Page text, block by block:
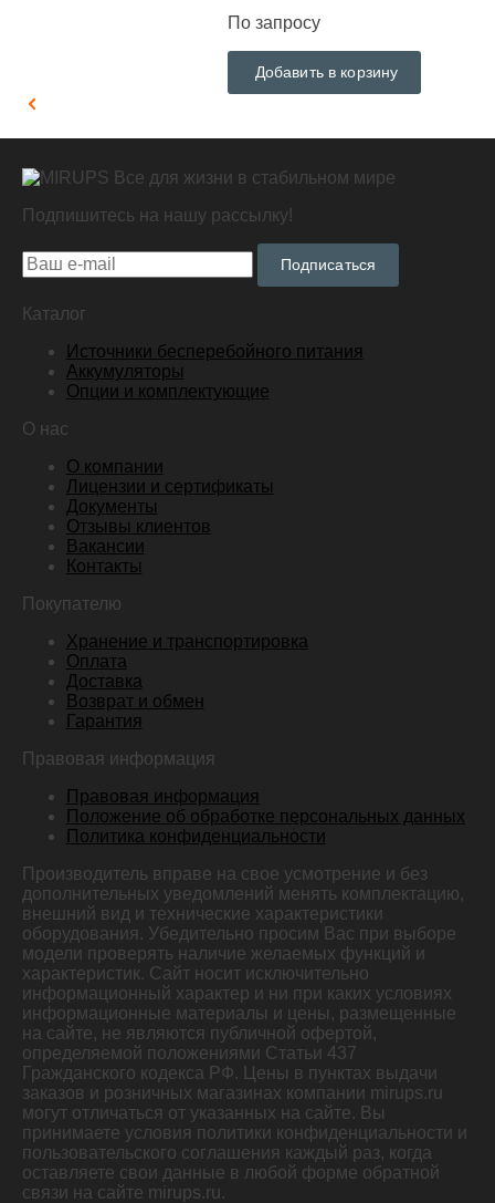
По запросу
Добавить в корзину
Все для жизни в стабильном мире
Подпишитесь на нашу рассылку!
Подписаться
Каталог
Источники бесперебойного питания
Аккумуляторы
Опции и комплектующие
О нас
О компании
Лицензии и сертификаты
Документы
Отзывы клиентов
Вакансии
Контакты
Покупателю
Хранение и транспортировка
Оплата
Доставка
Возврат и обмен
Гарантия
Правовая информация
Правовая информация
Положение об обработке персональных данных
Политика конфиденциальности
Производитель вправе на свое усмотрение и без
дополнительных уведомлений менять комплектацию,
внешний вид и технические характеристики
оборудования. Убедительно просим Вас при выборе
модели проверять наличие желаемых функций и
характеристик. Сайт носит исключительно
информационный характер и ни при каких условиях
информационные материалы и цены, размещенные
на сайте, не являются публичной офертой,
определяемой положениями Статьи 437
Гражданского кодекса РФ. Цены в пунктах выдачи
заказов и розничных магазинах компании mirups.ru
могут отличаться от указанных на сайте. Вы
принимаете условия политики конфиденциальности и
пользовательского соглашения каждый раз, когда
оставляете свои данные в любой форме обратной
связи на сайте mirups.ru.